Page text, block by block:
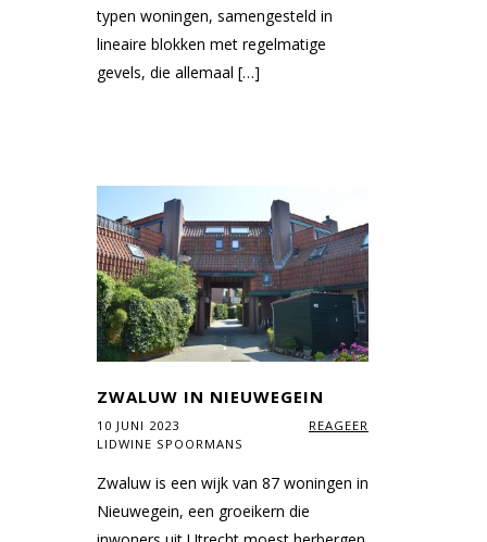
typen woningen, samengesteld in
lineaire blokken met regelmatige
gevels, die allemaal […]
ZWALUW IN NIEUWEGEIN
10 JUNI 2023
REAGEER
LIDWINE SPOORMANS
Zwaluw is een wijk van 87 woningen in
Nieuwegein, een groeikern die